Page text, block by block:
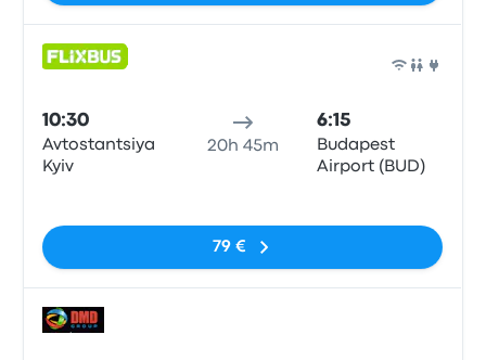
10:30
Avtostantsiya
Kyiv
20h 45m
6:15
Budapest
Airport (BUD)
79 €